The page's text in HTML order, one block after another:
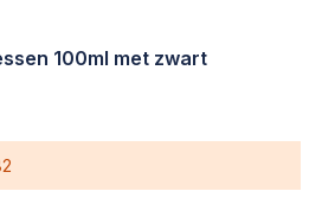
100ml met zwart